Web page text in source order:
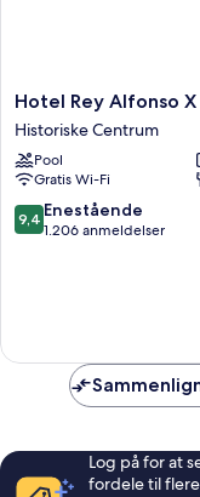
Hotel
Rey
Alfonso
X
Historiske
Centrum
Hotel Rey Alfonso X
Historiske Centrum
Pool
Gratis Wi-Fi
9.4
ud
9,4 Enestående
1.206 anmeldelser
Log på for at
fordele til